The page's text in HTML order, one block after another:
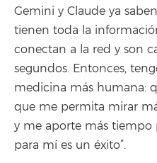
Gemini y Claude ya
tienen toda la
conectan a la red y son
segundos. Entonces,
medicina más humana:
que me permita mirar
y me aporte más tiempo
para mí es un éxito”.